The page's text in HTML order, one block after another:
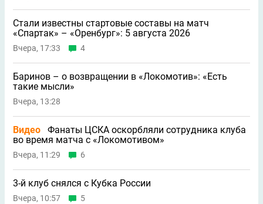
Стали известны стартовые составы на матч
«Спартак» – «Оренбург»: 5 августа 2026
Вчера, 17:33 4
Баринов – о возвращении в «Локомотив»: «Есть
такие мысли»
Вчера, 13:28
Видео
Фанаты ЦСКА оскорбляли сотрудника клуба
во время матча с «Локомотивом»
Вчера, 11:29 6
3-й клуб снялся с Кубка России
Вчера, 10:57 5